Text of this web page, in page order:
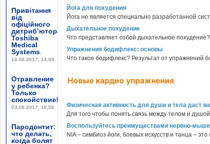
Привітання
від
офіційного
дитриб’ютора
Toshiba
Medical
Systems,
10.08.2017, 14:09
Отравление
у ребенка?
Только
спокойствие!
03.08.2017, 10:56
Пародонтит:
что делать,
когда болят
Йога для похудения
Йога не является специально разработанной
Дыхательное похудение
Что представляет собой дыхательное
Упражнения бодифлекс: основы
Что такое бодифлекс? Результат от
Новые кардио упражнения
Физическая активность для души и тела даст
Для того чтобы понять связь между телом и
Воспользуйтесь преимуществами нервно-
NIA – симбиоз йоги, боевых искусств и танца –